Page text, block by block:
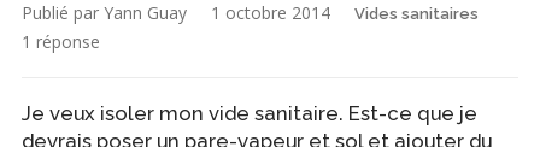
Publié par Yann Guay 1 octobre 2014 Vides sanitaires
1 réponse
Je veux isoler mon vide sanitaire. Est-ce que je
devrais poser un pare-vapeur et sol et ajouter du